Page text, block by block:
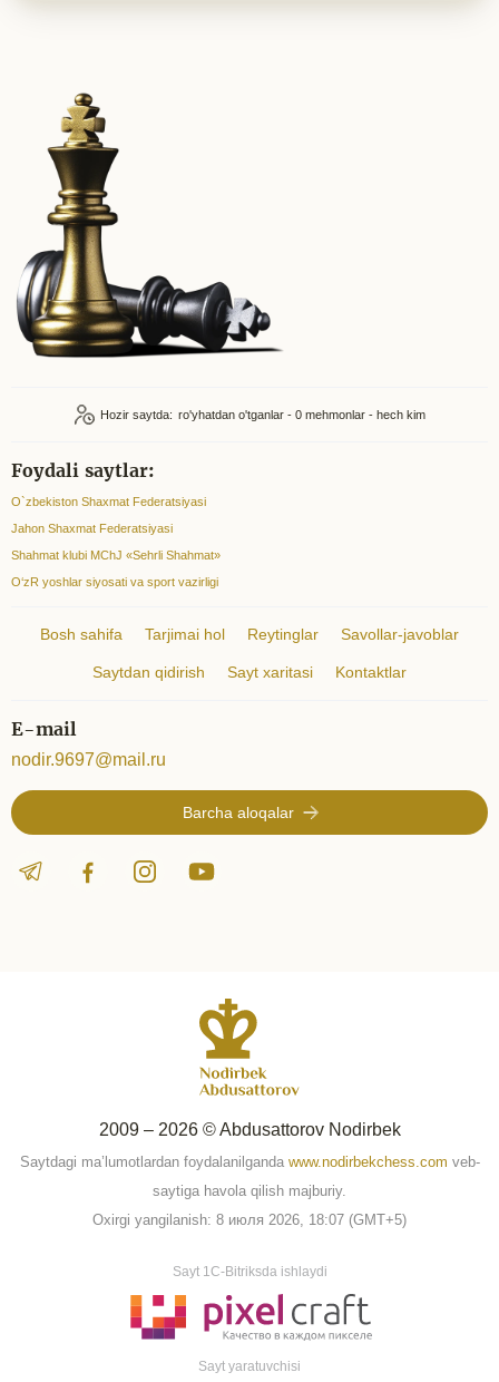
Hozir saytda: ro'yhatdan o'tganlar - 0 mehmonlar - hech kim
Foydali saytlar:
O`zbekiston Shaxmat Federatsiyasi
Jahon Shaxmat Federatsiyasi
Shahmat klubi MChJ «Sehrli Shahmat»
O‘zR yoshlar siyosati va sport vazirligi
Bosh sahifa Tarjimai hol Reytinglar Savollar-javoblar
Saytdan qidirish Sayt xaritasi Kontaktlar
E-mail
nodir.9697@mail.ru
Barcha aloqalar
2009 – 2026 © Abdusattorov Nodirbek
Saytdagi ma’lumotlardan foydalanilganda www.nodirbekchess.com veb-
saytiga havola qilish majburiy.
Oxirgi yangilanish: 8 июля 2026, 18:07 (GMT+5)
Sayt 1C-Bitriksda ishlaydi
Sayt yaratuvchisi